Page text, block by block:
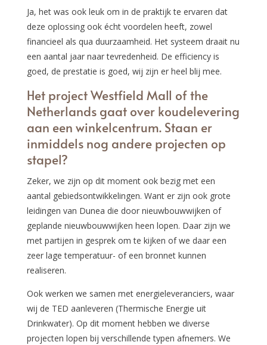
Ja, het was ook leuk om in de praktijk te ervaren dat
deze oplossing ook écht voordelen heeft, zowel
financieel als qua duurzaamheid. Het systeem draait nu
een aantal jaar naar tevredenheid. De efficiency is
goed, de prestatie is goed, wij zijn er heel blij mee.
Het project Westfield Mall of the
Netherlands gaat over koudelevering
aan een winkelcentrum. Staan er
inmiddels nog andere projecten op
stapel?
Zeker, we zijn op dit moment ook bezig met een
aantal gebiedsontwikkelingen. Want er zijn ook grote
leidingen van Dunea die door nieuwbouwwijken of
geplande nieuwbouwwijken heen lopen. Daar zijn we
met partijen in gesprek om te kijken of we daar een
zeer lage temperatuur- of een bronnet kunnen
realiseren.
Ook werken we samen met energieleveranciers, waar
wij de TED aanleveren (Thermische Energie uit
Drinkwater). Op dit moment hebben we diverse
projecten lopen bij verschillende typen afnemers. We